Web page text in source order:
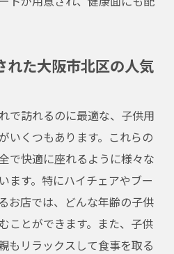
れた大阪市北区の人気
で訪れるのに最適な、子供用
いくつもあります。これらの
で快適に座れるように様々な
ます。特にハイチェアやブー
お店では、どんな年齢の子供
ことができます。また、子供
もリラックスして食事を取る